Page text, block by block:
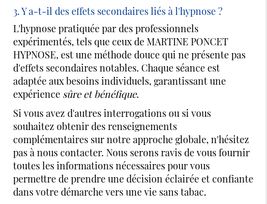
3. Y a-t-il des effets secondaires liés à l'hypnose ?
L'hypnose pratiquée par des professionnels
expérimentés, tels que ceux de MARTINE PONCET
HYPNOSE, est une méthode douce qui ne présente pas
d'effets secondaires notables. Chaque séance est
adaptée aux besoins individuels, garantissant une
expérience sûre et bénéfique.
Si vous avez d'autres interrogations ou si vous
souhaitez obtenir des renseignements
complémentaires sur notre approche globale, n'hésitez
pas à nous contacter. Nous serons ravis de vous fournir
toutes les informations nécessaires pour vous
permettre de prendre une décision éclairée et confiante
dans votre démarche vers une vie sans tabac.